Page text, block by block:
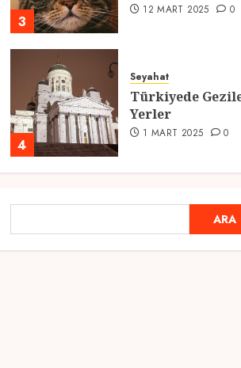
3
12 MART 2025 0
4
Seyahat
Türkiyede
Yerler
1 MART 2025 0
Ramazan Ayı
Manevi
Hazırlıklar
ARA